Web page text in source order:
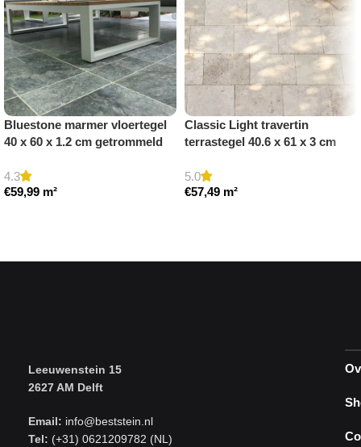
Bluestone marmer vloertegel
40 x 60 x 1.2 cm getrommeld
4.3
€59,99 m²
Classic Light travertin
terrastegel 40.6 x 61 x 3 cm
5.0
€57,49 m²
Leeuwenstein 15
2627 AM Delft
Email: info@beststein.nl
Tel: (+31) 0621209782 (NL)